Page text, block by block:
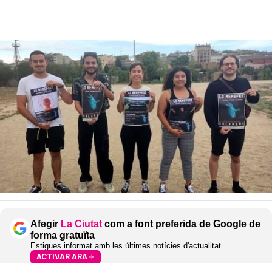
Afegir La Ciutat com a font preferida de Google de
forma gratuïta
Estigues informat amb les últimes notícies d'actualitat
ACTIVAR ARA